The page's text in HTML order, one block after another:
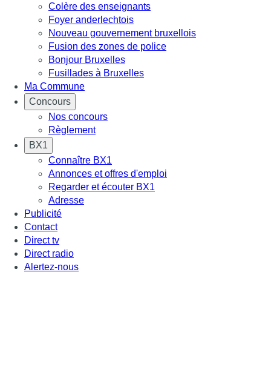
Colère des enseignants
Foyer anderlechtois
Nouveau gouvernement bruxellois
Fusion des zones de police
Bonjour Bruxelles
Fusillades à Bruxelles
Ma Commune
Concours
Nos concours
Règlement
BX1
Connaître BX1
Annonces et offres d'emploi
Regarder et écouter BX1
Adresse
Publicité
Contact
Direct tv
Direct radio
Alertez-nous